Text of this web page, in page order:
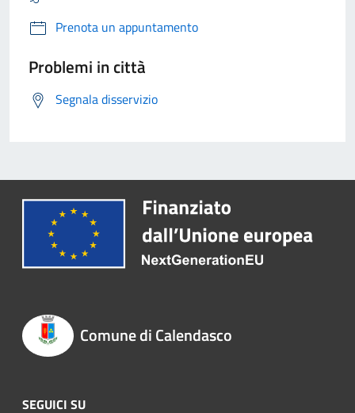
Prenota un appuntamento
Problemi in città
Segnala disservizio
Comune di Calendasco
SEGUICI SU